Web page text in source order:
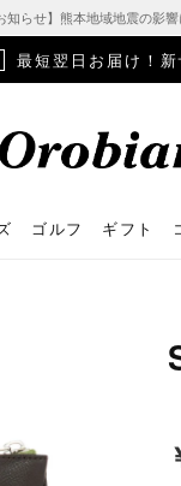
知らせ】熊本地域地震の影
最短翌日お届け！
ゴルフ ギフト